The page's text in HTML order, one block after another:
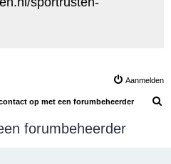
Aanmelden
op met een forumbeheerder
forumbeheerder